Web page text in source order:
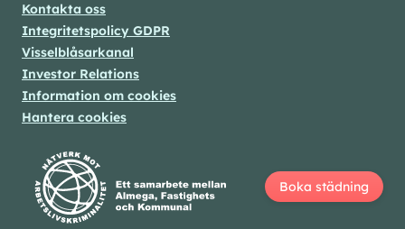
Kontakta oss
Integritetspolicy GDPR
Visselblåsarkanal
Investor Relations
Information om cookies
Hantera cookies
Boka städning